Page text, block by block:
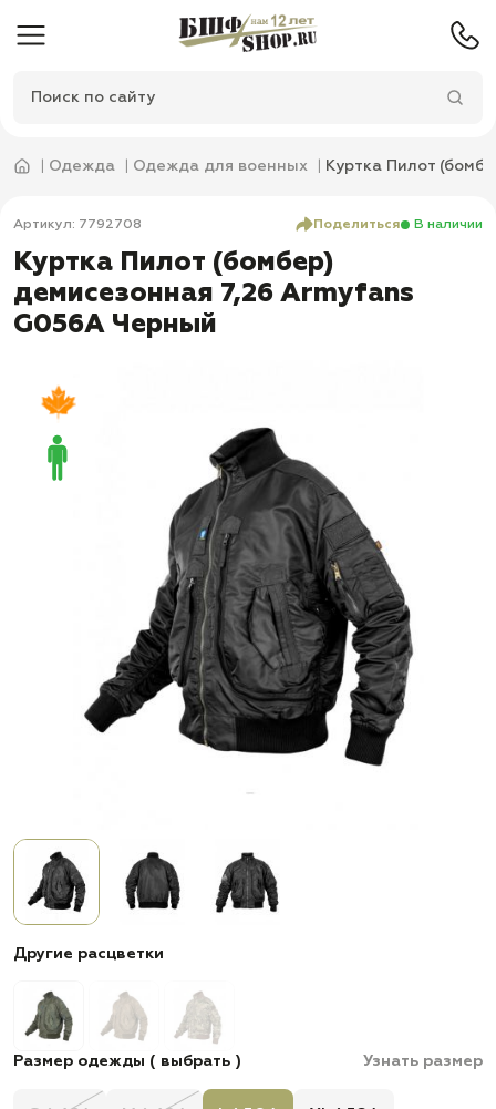
Одежда Одежда для военных Куртка Пилот
Артикул: 7792708 Поделиться В наличии
Куртка Пилот (бомбер)
демисезонная 7,26 Armyfans
G056A Черный
Другие расцветки
Размер одежды ( выбрать ) Узнать размер